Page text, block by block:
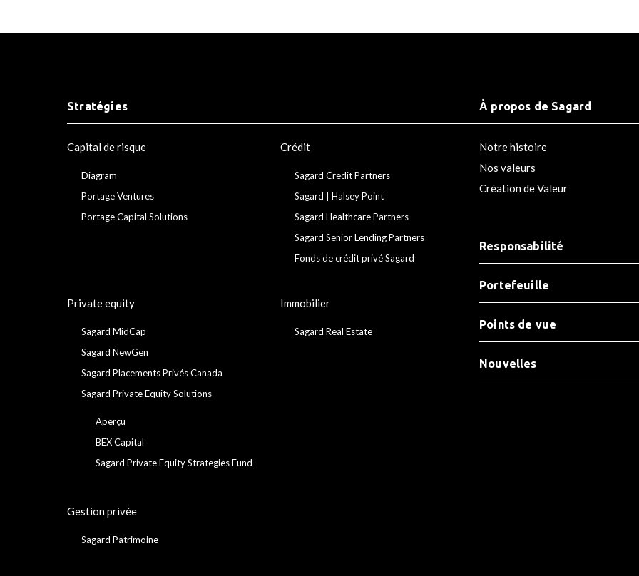
Stratégies
Capital de risque
Diagram
Portage Ventures
Portage Capital Solutions
Crédit
Sagard Credit Partners
Sagard | Halsey Point
Sagard Healthcare Partners
Sagard Senior Lending Partners
Fonds de crédit privé Sagard
Private equity
Sagard MidCap
Sagard NewGen
Sagard Placements Privés Canada
Sagard Private Equity Solutions
Aperçu
BEX Capital
Sagard Private Equity Strategies Fund
Immobilier
Sagard Real Estate
Gestion privée
Sagard Patrimoine
À propos de Sagard
Notre histoire
Nos valeurs
Création de Valeur
Responsabilité
Portefeuille
Points de vue
Nouvelles